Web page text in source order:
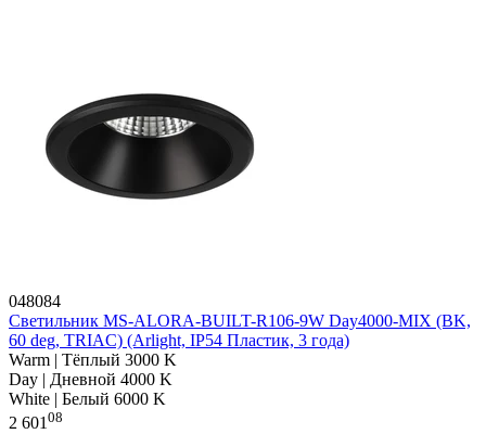
048084
Светильник MS-ALORA-BUILT-R106-9W Day4000-MIX (BK,
60 deg, TRIAC) (Arlight, IP54 Пластик, 3 года)
Warm | Тёплый 3000 K
Day | Дневной 4000 K
White | Белый 6000 K
2 60108